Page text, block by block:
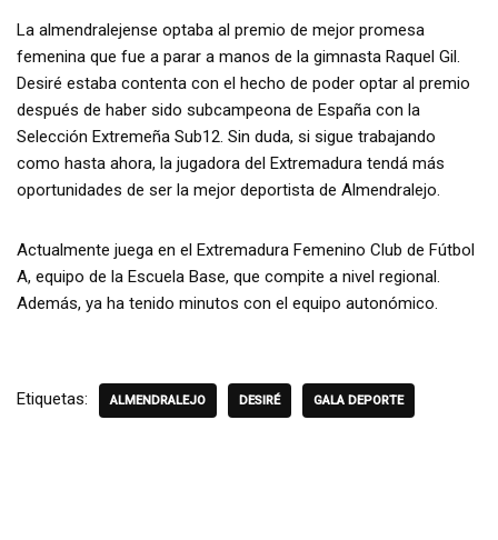
La almendralejense optaba al premio de mejor promesa
femenina que fue a parar a manos de la gimnasta Raquel Gil.
Desiré estaba contenta con el hecho de poder optar al premio
después de haber sido subcampeona de España con la
Selección Extremeña Sub12. Sin duda, si sigue trabajando
como hasta ahora, la jugadora del Extremadura tendá más
oportunidades de ser la mejor deportista de Almendralejo.
Actualmente juega en el Extremadura Femenino Club de Fútbol
A, equipo de la Escuela Base, que compite a nivel regional.
Además, ya ha tenido minutos con el equipo autonómico.
Etiquetas: ALMENDRALEJO DESIRÉ GALA DEPORTE